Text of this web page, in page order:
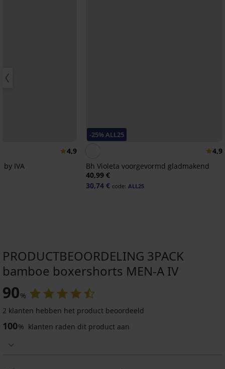
4,9
by IVA
-25% ALL25
4,9
Bh Violeta voorgevormd gladmakend
40,99 €
30,74 € code: ALL25
PRODUCTBEOORDELING 3PACK
bamboe boxershorts MEN-A IV
90%
2 klanten hebben het product beoordeeld
100% klanten raden dit product aan